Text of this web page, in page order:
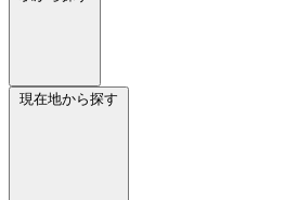
現在地から探す